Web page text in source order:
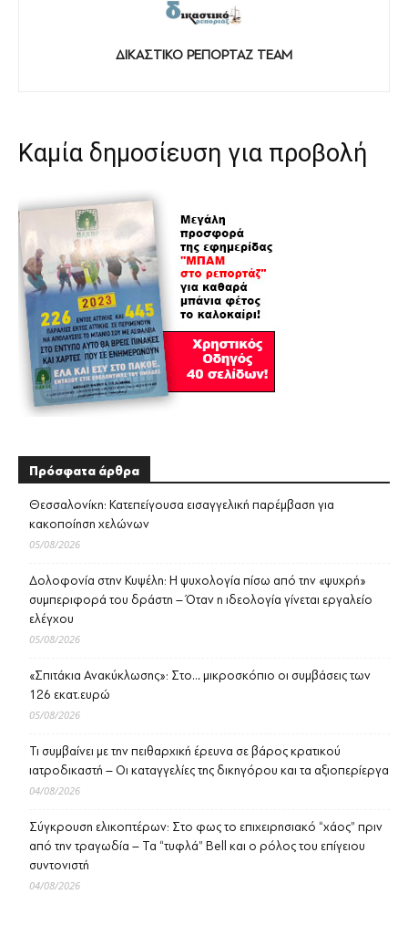
ΔΙΚΑΣΤΙΚΟ ΡΕΠΟΡΤΑΖ TEAM
Καμία δημοσίευση για προβολή
Πρόσφατα άρθρα
Θεσσαλονίκη: Κατεπείγουσα εισαγγελική παρέμβαση για
κακοποίηση χελώνων
05/08/2026
Δολοφονία στην Κυψέλη: Η ψυχολογία πίσω από την «ψυχρή»
συμπεριφορά του δράστη – Όταν η ιδεολογία γίνεται εργαλείο
ελέγχου
05/08/2026
«Σπιτάκια Ανακύκλωσης»: Στο… μικροσκόπιο οι συμβάσεις των
126 εκατ.ευρώ
05/08/2026
Τι συμβαίνει με την πειθαρχική έρευνα σε βάρος κρατικού
ιατροδικαστή – Οι καταγγελίες της δικηγόρου και τα αξιοπερίεργα
04/08/2026
Σύγκρουση ελικοπτέρων: Στο φως το επιχειρησιακό “χάος” πριν
από την τραγωδία – Τα “τυφλά” Bell και ο ρόλος του επίγειου
συντονιστή
04/08/2026